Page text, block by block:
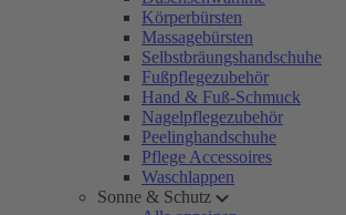
Körperbürsten
Massagebürsten
Selbstbräungshandschuhe
Fußpflegezubehör
Hand & Fuß-Schmuck
Nagelpflegezubehör
Peelinghandschuhe
Pflege Accessoires
Waschlappen
Sonne & Schutz